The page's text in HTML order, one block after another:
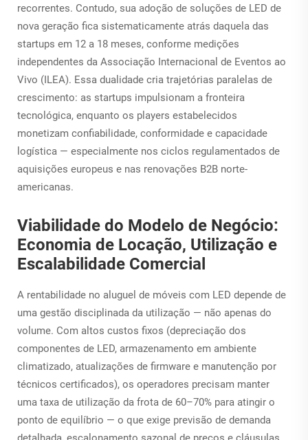
recorrentes. Contudo, sua adoção de soluções de LED de
nova geração fica sistematicamente atrás daquela das
startups em 12 a 18 meses, conforme medições
independentes da Associação Internacional de Eventos ao
Vivo (ILEA). Essa dualidade cria trajetórias paralelas de
crescimento: as startups impulsionam a fronteira
tecnológica, enquanto os players estabelecidos
monetizam confiabilidade, conformidade e capacidade
logística — especialmente nos ciclos regulamentados de
aquisições europeus e nas renovações B2B norte-
americanas.
Viabilidade do Modelo de Negócio:
Economia de Locação, Utilização e
Escalabilidade Comercial
A rentabilidade no aluguel de móveis com LED depende de
uma gestão disciplinada da utilização — não apenas do
volume. Com altos custos fixos (depreciação dos
componentes de LED, armazenamento em ambiente
climatizado, atualizações de firmware e manutenção por
técnicos certificados), os operadores precisam manter
uma taxa de utilização da frota de 60–70% para atingir o
ponto de equilíbrio — o que exige previsão de demanda